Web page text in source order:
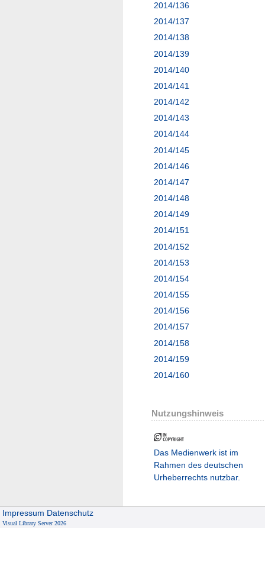
2014/136
2014/137
2014/138
2014/139
2014/140
2014/141
2014/142
2014/143
2014/144
2014/145
2014/146
2014/147
2014/148
2014/149
2014/151
2014/152
2014/153
2014/154
2014/155
2014/156
2014/157
2014/158
2014/159
2014/160
Nutzungshinweis
Das Medienwerk ist im
Rahmen des deutschen
Urheberrechts nutzbar.
Impressum Datenschutz
Visual Library Server 2026